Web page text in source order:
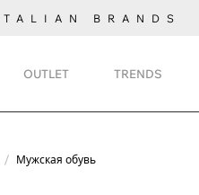
BRANDS
OUTLET TRENDS
Мужская обувь